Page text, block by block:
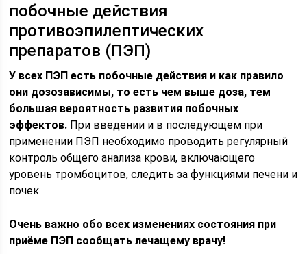
побочные действия
противоэпилептических
препаратов (ПЭП)
У всех ПЭП есть побочные действия и как правило
они дозозависимы, то есть чем выше доза, тем
большая вероятность развития побочных
эффектов. При введении и в последующем при
применении ПЭП необходимо проводить регулярный
контроль общего анализа крови, включающего
уровень тромбоцитов, следить за функциями печени и
почек.
Очень важно обо всех изменениях состояния при
приёме ПЭП сообщать лечащему врачу!